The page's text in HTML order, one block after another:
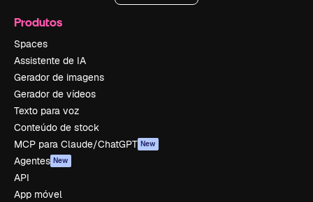
Produtos
Spaces
Assistente de IA
Gerador de imagens
Gerador de vídeos
Texto para voz
Conteúdo de stock
MCP para Claude/ChatGPT New
Agentes New
API
App móvel